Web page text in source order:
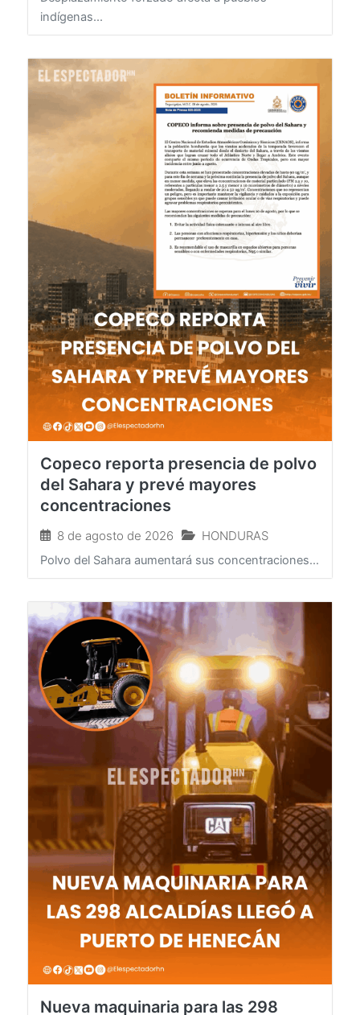
8 de agosto de 2026
indígenas...
Copeco reporta presencia de polvo
del Sahara y prevé mayores
concentraciones
8 de agosto de 2026 HONDURAS
Polvo del Sahara aumentará sus concentraciones...